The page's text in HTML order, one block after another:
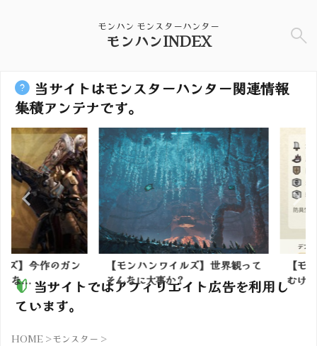
モンハン モンスターハンター
モンハンINDEX
当サイトはモンスターハンター関連情報
集積アンテナです。
作のガン
【モンハンワイルズ】世界観って
そんなに大事か？
【モンハ
むけど気
当サイトではアフィリエイト広告を利用し
ています。
HOME >モンスター >